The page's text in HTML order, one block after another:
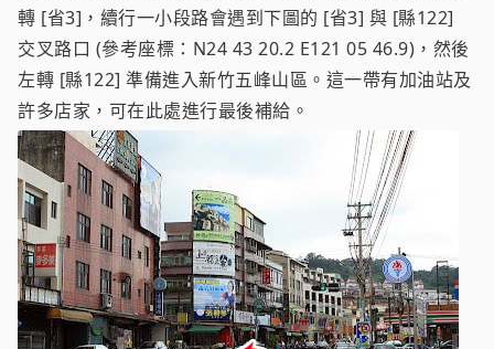
轉 [省3]，續行一小段路會遇到下圖的 [省3] 與 [縣122]
交叉路口 (參考座標：N24 43 20.2 E121 05 46.9)，然後
左轉 [縣122] 準備進入新竹五峰山區。這一帶有加油站及
許多店家，可在此處進行最後補給。